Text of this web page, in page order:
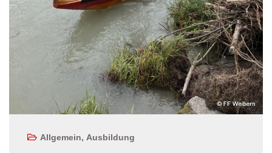
Allgemein, Ausbildung